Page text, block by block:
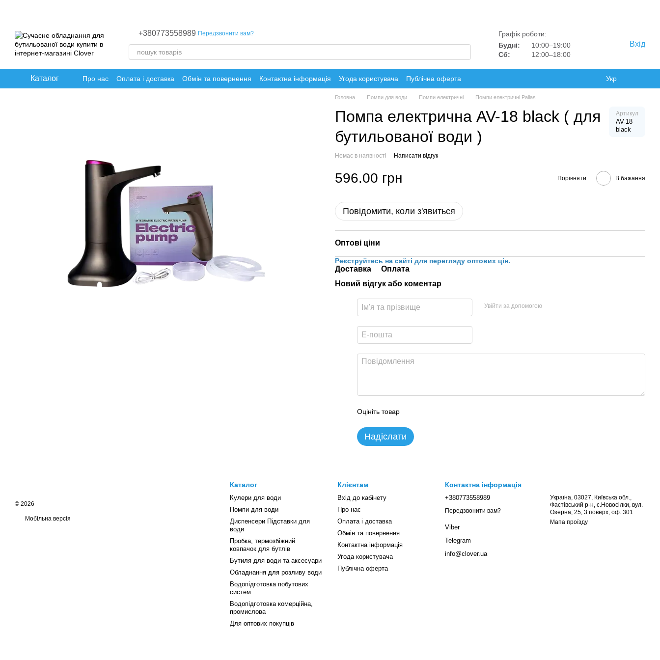
+380773558989 Передзвонити вам?
Графік роботи:
Будні:
10:00–19:00
Сб:
12:00–18:00
Вхід
Каталог Про нас Оплата і доставка Обмін та повернення Контактна інформація Угода користувача Публічна оферта Укр
Головна Помпи для води Помпи електричні Помпи електричні Pallas
Помпа електрична AV-18 black ( для
бутильованої води )
Артикул
AV-18
black
Немає в наявності Написати відгук
596.00 грн Порівняти В бажання
Повідомити, коли з'явиться
Оптові ціни
Реєструйтесь на сайті для перегляду оптових цін.
Доставка
Оплата
Новий відгук або коментар
Увійти за допомогою
Оцініть товар
Надіслати
© 2026
Мобільна версія
Каталог
Кулери для води
Помпи для води
Диспенсери Підставки для
води
Пробка, термозбіжний
ковпачок для бутлів
Бутиля для води та аксесуари
Обладнання для розливу води
Водопідготовка побутових
систем
Водопідготовка комерційна,
промислова
Для оптових покупців
Клієнтам
Вхід до кабінету
Про нас
Оплата і доставка
Обмін та повернення
Контактна інформація
Угода користувача
Публічна оферта
Контактна інформація
+380773558989
Передзвонити вам?
Viber
Telegram
info@clover.ua
Україна, 03027, Київська обл.,
Фастівський р-н, с.Новосілки, вул.
Озерна, 25, 3 поверх, оф. 301
Мапа проїзду